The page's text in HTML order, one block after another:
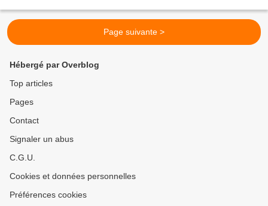
Page suivante >
Hébergé par Overblog
Top articles
Pages
Contact
Signaler un abus
C.G.U.
Cookies et données personnelles
Préférences cookies